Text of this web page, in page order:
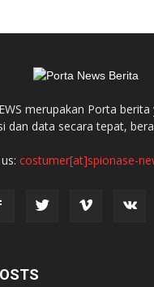
merupakan Porta
dan data secara tepat,
costumer[at]spionase-